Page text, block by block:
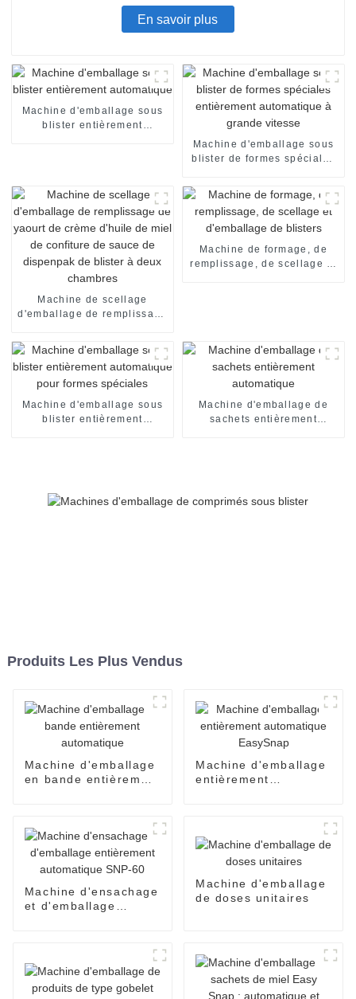
En savoir plus
Machine d'emballage sous
blister entièrement
Machine d'emballage sous
blister de formes spéciales
Machine de scellage
d'emballage de remplissage
sauce de dispenpak de
blister à deux chambres
Machine de formage, de
remplissage, de scellage et
Machine d'emballage sous
blister entièrement
Machine d'emballage de
sachets entièrement
Produits Les Plus Vendus
Machine d'emballage
en bande entièrement
Machine d'emballage
entièrement
Machine d'ensachage
et d'emballage
Machine d'emballage
de doses unitaires